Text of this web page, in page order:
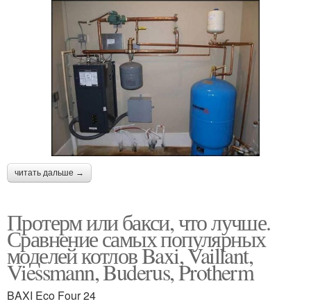
читать дальше →
Протерм или бакси, что лучше.
Сравнение самых популярных
моделей котлов Baxi, Vaillant,
Viessmann, Buderus, Protherm
BAXI Eco Four 24